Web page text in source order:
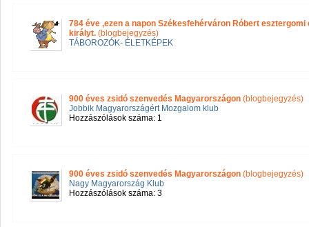
784 éve ,ezen a napon Székesfehérváron Róbert
királyt. (blogbejegyzés)
TÁBOROZÓK- ÉLETKÉPEK
900 éves zsidó szenvedés Magyarországon (blogbejegyzés)
Jobbik Magyarországért Mozgalom klub
Hozzászólások száma: 1
900 éves zsidó szenvedés Magyarországon (blogbejegyzés)
Nagy Magyarország Klub
Hozzászólások száma: 3